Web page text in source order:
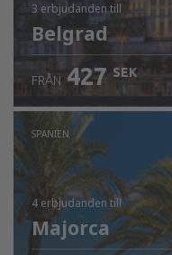
3 erbjudandentill
Belgrad
FRÅN 427 SEK
SPANIEN
4 erbjudandentill
Majorca